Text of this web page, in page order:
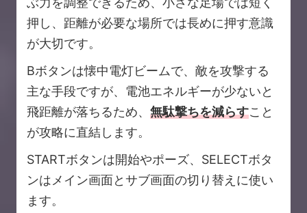
押し、距離が必要な場所では長めに押す意識
が大切です。
Bボタンは懐中電灯ビームで、敵を攻撃する
主な手段ですが、電池エネルギーが少ないと
飛距離が落ちるため、 無駄撃ちを減らすこと
が攻略に直結します。
STARTボタンは開始やポーズ、SELECTボタ
ンはメイン画面とサブ画面の切り替えに使い
ます。